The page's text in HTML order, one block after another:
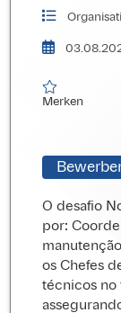
Merken
Merken
O desafio
por:
os Chefes
técnicos no